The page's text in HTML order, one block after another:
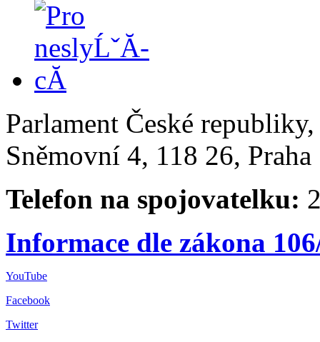
Parlament České
Sněmovní 4, 118 26,
Telefon na spojovatelku:
Informace dle zákona
YouTube
Facebook
Twitter